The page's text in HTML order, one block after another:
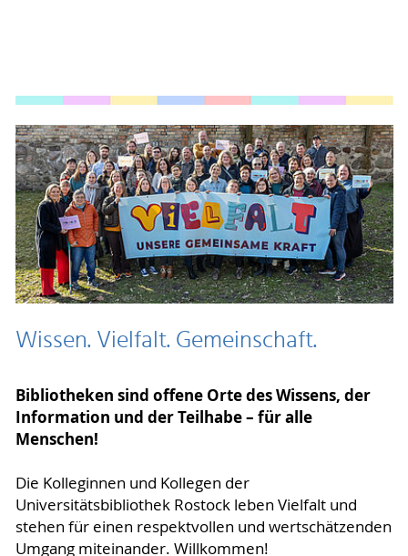
Wissen. Vielfalt. Gemeinschaft.
Bibliotheken sind offene Orte des Wissens, der
Information und der Teilhabe – für alle
Menschen!
Die Kolleginnen und Kollegen der
Universitätsbibliothek Rostock leben Vielfalt und
stehen für einen respektvollen und wertschätzenden
Umgang miteinander. Willkommen!